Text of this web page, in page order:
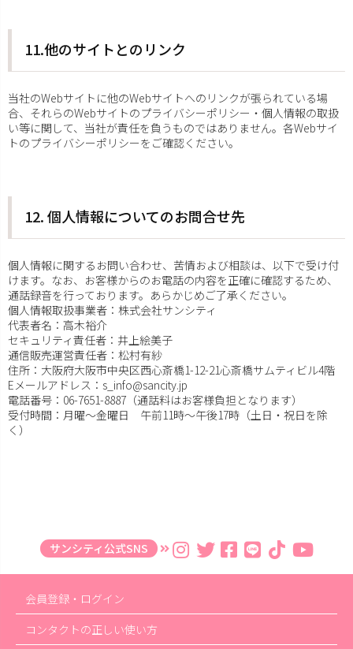
11.他のサイトとのリンク
当社のWebサイトに他のWebサイトへのリンクが張られている場
合、それらのWebサイトのプライバシーポリシー・個人情報の取扱
い等に関して、当社が責任を負うものではありません。各Webサイ
トのプライバシーポリシーをご確認ください。
12. 個人情報についてのお問合せ先
個人情報に関するお問い合わせ、苦情および相談は、以下で受け付
けます。なお、お客様からのお電話の内容を正確に確認するため、
通話録音を行っております。あらかじめご了承ください。
個人情報取扱事業者：株式会社サンシティ
代表者名：高木裕介
セキュリティ責任者：井上絵美子
通信販売運営責任者：松村有紗
住所：大阪府大阪市中央区西心斎橋1-12-21心斎橋サムティビル4階
Eメールアドレス：s_info@sancity.jp
電話番号：06-7651-8887（通話料はお客様負担となります）
受付時間：月曜～金曜日 午前11時～午後17時（土日・祝日を除
く）
サンシティ公式SNS
会員登録・ログイン
コンタクトの正しい使い方